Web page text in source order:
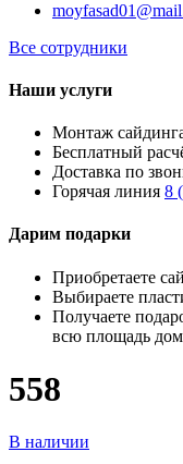
Все сотрудники
Наши услуги
Монтаж
Бесплатный
Доставка по
Горячая линия 8
Дарим подарки
Приобретаете
Выбираете
Получаете
всю площадь
558
В наличии